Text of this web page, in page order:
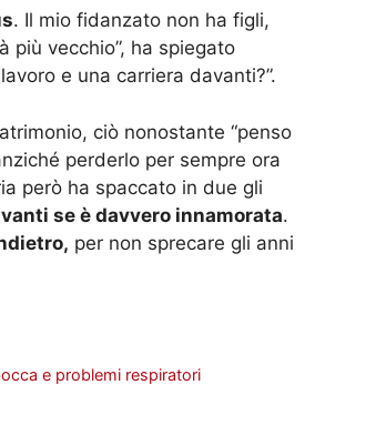
. Il mio fidanzato non ha figli,
più vecchio”, ha spiegato
e una carriera davanti?”.
ciò nonostante “penso
perderlo per sempre ora
però ha spaccato in due gli
se è davvero innamorata.
per non sprecare gli anni
e problemi respiratori